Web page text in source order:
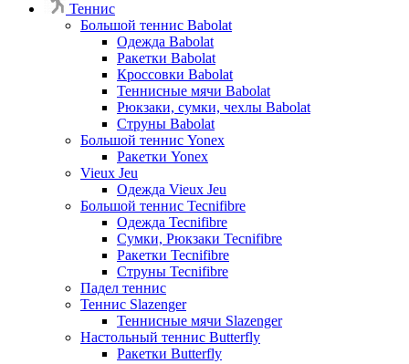
Теннис
Большой теннис Babolat
Одежда Babolat
Ракетки Babolat
Кроссовки Babolat
Теннисные мячи Babolat
Рюкзаки, сумки, чехлы Babolat
Струны Babolat
Большой теннис Yonex
Ракетки Yonex
Vieux Jeu
Одежда Vieux Jeu
Большой теннис Tecnifibre
Одежда Tecnifibre
Сумки, Рюкзаки Tecnifibre
Ракетки Tecnifibre
Струны Tecnifibre
Падел теннис
Теннис Slazenger
Теннисные мячи Slazenger
Настольный теннис Butterfly
Ракетки Butterfly